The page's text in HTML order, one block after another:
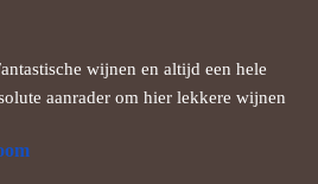
wijnen en altijd een hele
aanrader om hier lekkere wijnen